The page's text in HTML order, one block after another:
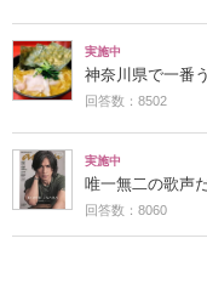
実施中
神奈川県で一番
回答数：8502
実施中
唯一無二の歌声
回答数：8060